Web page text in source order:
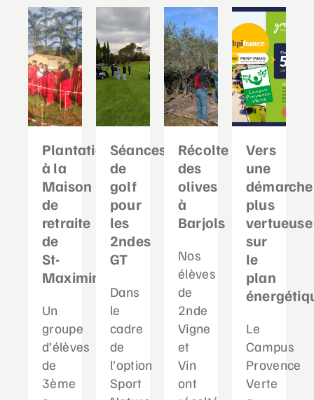
Plantation
à la
Maison
de
retraite
de
St-
Maximin
Un
groupe
d’élèves
de
3ème
Séances
de
golf
pour
les
2ndes
GT
Dans
le
cadre
de
l’option
Sport
Récolte
des
olives
à
Barjols
Nos
élèves
de
2nde
Vigne
et
Vin
ont
Vers
une
démarche
plus
vertueuse
sur
le
plan
Le
Campus
Provence
Verte